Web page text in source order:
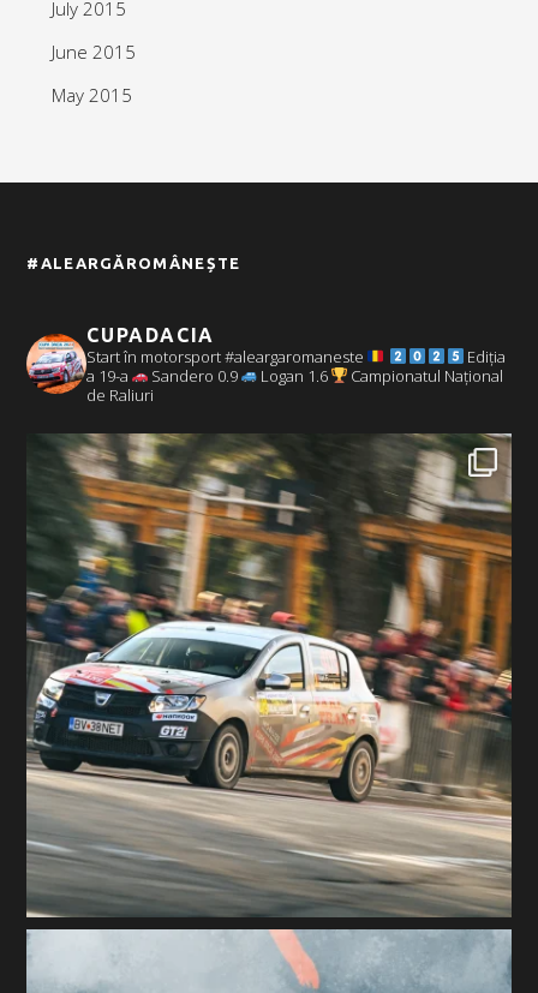
July 2015
June 2015
May 2015
#ALEARGĂROMÂNEȘTE
CUPADACIA
Start în motorsport #aleargaromaneste
Ediția
a 19-a
Sandero 0.9 Logan 1.6
Campionatul Național
de Raliuri